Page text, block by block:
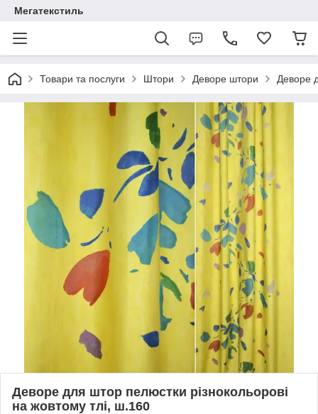
Мегатекстиль
Товари та послуги Штори Деворе штори Деворе
Деворе для штор пелюстки різнокольорові
на жовтому тлі, ш.160